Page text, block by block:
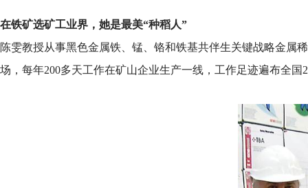
在铁矿选矿工业界，她是最美“种稻人”
陈雯教授从事黑色金属铁、锰、铬和铁基共伴生关键战略金属
场，每年200多天工作在矿山企业生产一线，工作足迹遍布全